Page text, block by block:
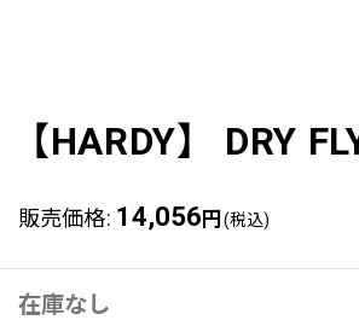
【HARDY】 DRY
販売価格: 14,056 円 (税込)
在庫なし